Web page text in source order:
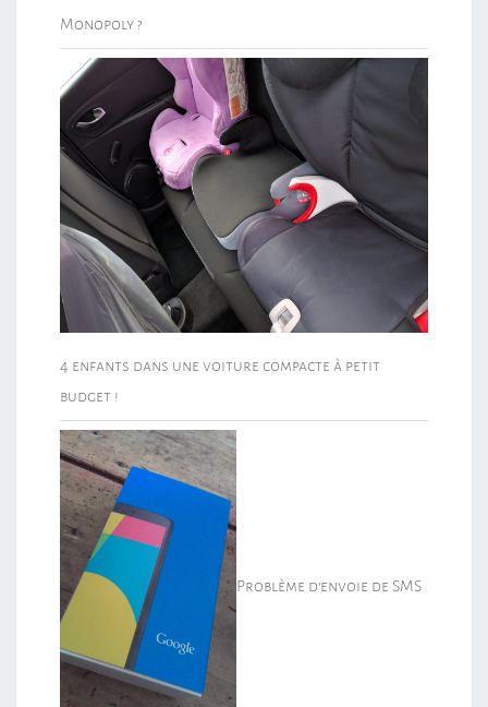
Monopoly ?
4 enfants dans une voiture compacte à petit
budget !
Problème d’envoie de SMS